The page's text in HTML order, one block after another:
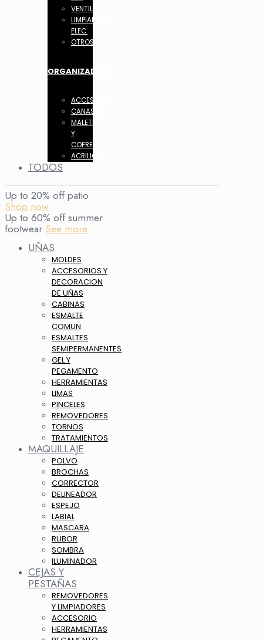
VENTILADOR
LIMPIADORES
ELEC.
OTROS
ORGANIZADORES
ACCESORIOS
CANASTOS
MALETIN
Y
COFRES
ACRILICO
TODOS
Up to 20% off patio
Shop now
Up to 60% off summer
footwear See more
UÑAS
MOLDES
ACCESORIOS Y
DECORACION
DE UÑAS
CABINAS
ESMALTE
COMUN
ESMALTES
SEMIPERMANENTES
GEL Y
PEGAMENTO
HERRAMIENTAS
LIMAS
PINCELES
REMOVEDORES
TORNOS
TRATAMIENTOS
MAQUILLAJE
POLVO
BROCHAS
CORRECTOR
DELINEADOR
ESPEJO
LABIAL
MASCARA
RUBOR
SOMBRA
ILUMINADOR
CEJAS Y
PESTAÑAS
REMOVEDORES
Y LIMPIADORES
ACCESORIO
HERRAMIENTAS